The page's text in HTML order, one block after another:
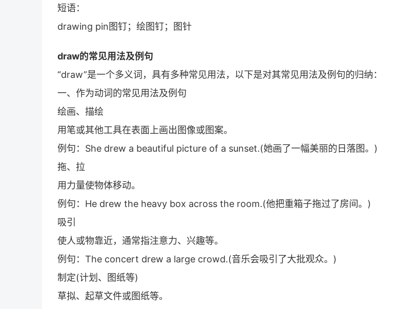
短语：
drawing pin图钉；绘图钉；图针
draw的常见用法及例句
“draw”是一个多义词，具有多种常见用法，以下是对其常见用法及例句的归纳：
一、作为动词的常见用法及例句
绘画、描绘
用笔或其他工具在表面上画出图像或图案。
例句：She drew a beautiful picture of a sunset.(她画了一幅美丽的日落图。)
拖、拉
用力量使物体移动。
例句：He drew the heavy box across the room.(他把重箱子拖过了房间。)
吸引
使人或物靠近，通常指注意力、兴趣等。
例句：The concert drew a large crowd.(音乐会吸引了大批观众。)
制定(计划、图纸等)
草拟、起草文件或图纸等。